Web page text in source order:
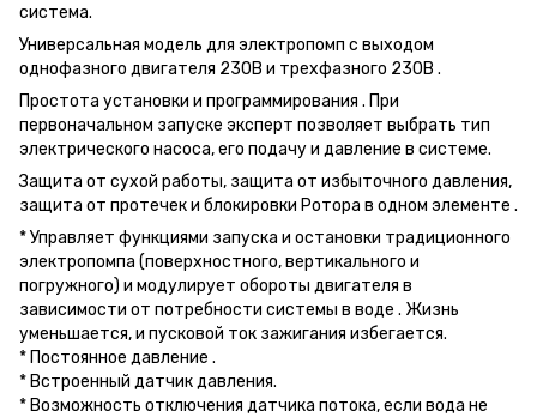
система.
Универсальная модель для электропомп с выходом
однофазного двигателя 230В и трехфазного 230В .
Простота установки и программирования . При
первоначальном запуске эксперт позволяет выбрать тип
электрического насоса, его подачу и давление в системе.
Защита от сухой работы, защита от избыточного давления,
защита от протечек и блокировки Ротора в одном элементе .
* Управляет функциями запуска и остановки традиционного
электропомпа (поверхностного, вертикального и
погружного) и модулирует обороты двигателя в
зависимости от потребности системы в воде . Жизнь
уменьшается, и пусковой ток зажигания избегается.
* Постоянное давление .
* Встроенный датчик давления.
* Возможность отключения датчика потока, если вода не